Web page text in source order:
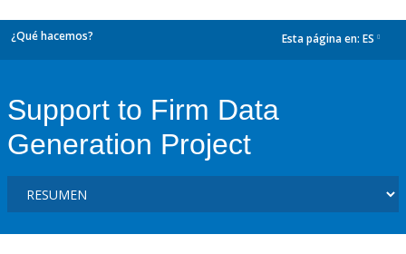
¿Qué hacemos? Esta página en: ES
Support to Firm Data
Generation Project